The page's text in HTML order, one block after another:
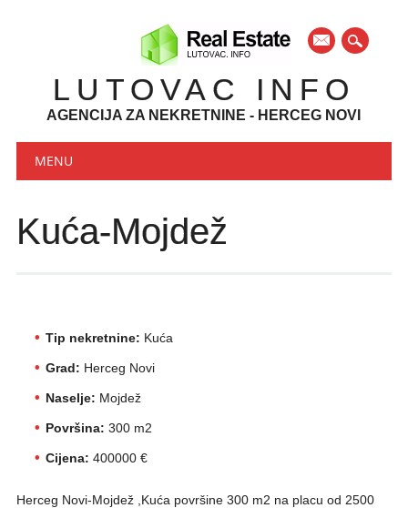
mail
LUTOVAC INFO
AGENCIJA ZA NEKRETNINE - HERCEG NOVI
Main menu
MENU
Kuća-Mojdež
Tip nekretnine: Kuća
Grad: Herceg Novi
Naselje: Mojdež
Površina: 300 m2
Cijena: 400000 €
Herceg Novi-Mojdež ,Kuća površine 300 m2 na placu od 2500